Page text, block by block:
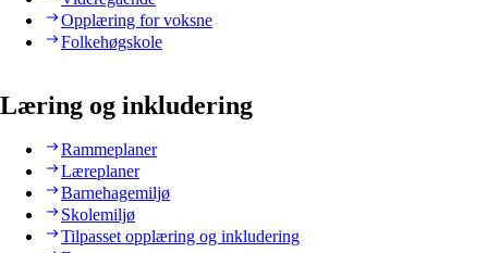
Opplæring for voksne
Folkehøgskole
Læring og inkludering
Rammeplaner
Læreplaner
Barnehagemiljø
Skolemiljø
Tilpasset opplæring og inkludering